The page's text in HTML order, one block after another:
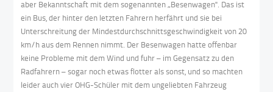
aber Bekanntschaft mit dem sogenannten „Besenwagen". Das ist
ein Bus, der hinter den letzten Fahrern herfährt und sie bei
Unterschreitung der Mindestdurchschnittsgeschwindigkeit von 20
km/h aus dem Rennen nimmt. Der Besenwagen hatte offenbar
keine Probleme mit dem Wind und fuhr – im Gegensatz zu den
Radfahrern – sogar noch etwas flotter als sonst, und so machten
leider auch vier OHG-Schüler mit dem ungeliebten Fahrzeug